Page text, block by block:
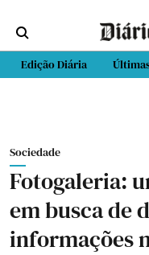
Edição Diária
Sociedade
Fotogaleria:
em busca de
informações